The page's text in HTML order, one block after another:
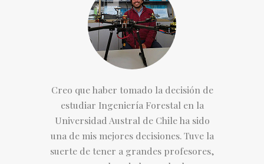
Creo que haber tomado la decisión de
estudiar Ingeniería Forestal en la
Universidad Austral de Chile ha sido
una de mis mejores decisiones. Tuve la
suerte de tener a grandes profesores,